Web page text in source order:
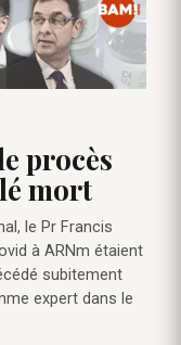
procès
mort
le Pr Francis
à ARNm étaient
subitement
expert dans le